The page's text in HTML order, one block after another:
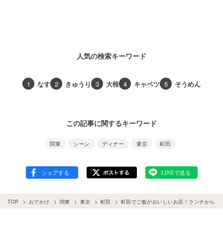
人気の検索キーワード
1 なす 2 きゅうり 3 大根 4 キャベツ 5 そうめん
この記事に関するキーワード
関東 シーン ディナー 東京 町田
TOP おでかけ 関東 東京 町田 町田でご飯がおいしいお店！ランチからデ